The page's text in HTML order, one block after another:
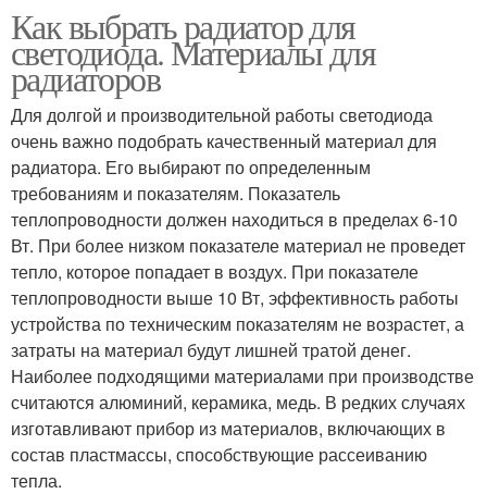
Как выбрать радиатор для
светодиода. Материалы для
радиаторов
Для долгой и производительной работы светодиода
очень важно подобрать качественный материал для
радиатора. Его выбирают по определенным
требованиям и показателям. Показатель
теплопроводности должен находиться в пределах 6-10
Вт. При более низком показателе материал не проведет
тепло, которое попадает в воздух. При показателе
теплопроводности выше 10 Вт, эффективность работы
устройства по техническим показателям не возрастет, а
затраты на материал будут лишней тратой денег.
Наиболее подходящими материалами при производстве
считаются алюминий, керамика, медь. В редких случаях
изготавливают прибор из материалов, включающих в
состав пластмассы, способствующие рассеиванию
тепла.